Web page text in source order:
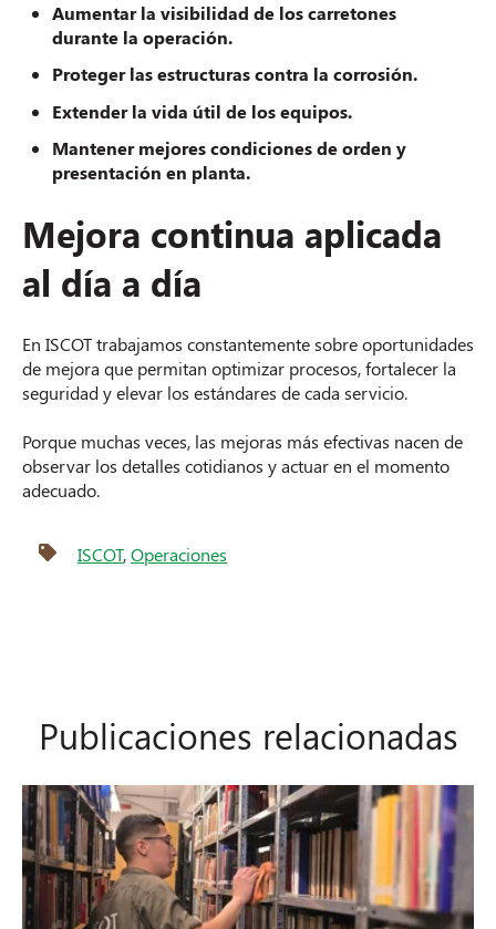
Aumentar la visibilidad de los carretones
durante la operación.
Proteger las estructuras contra la corrosión.
Extender la vida útil de los equipos.
Mantener mejores condiciones de orden y
presentación en planta.
Mejora continua aplicada
al día a día
En ISCOT trabajamos constantemente sobre oportunidades
de mejora que permitan optimizar procesos, fortalecer la
seguridad y elevar los estándares de cada servicio.
Porque muchas veces, las mejoras más efectivas nacen de
observar los detalles cotidianos y actuar en el momento
adecuado.
ISCOT,Operaciones
Publicaciones relacionadas